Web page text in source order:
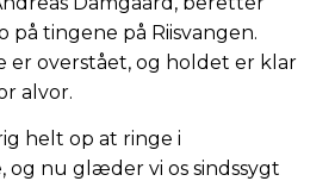
på tingene på Riisvangen.
er overstået, og holdet er klar
alvor.
helt op at ringe i
nu glæder vi os sindssygt